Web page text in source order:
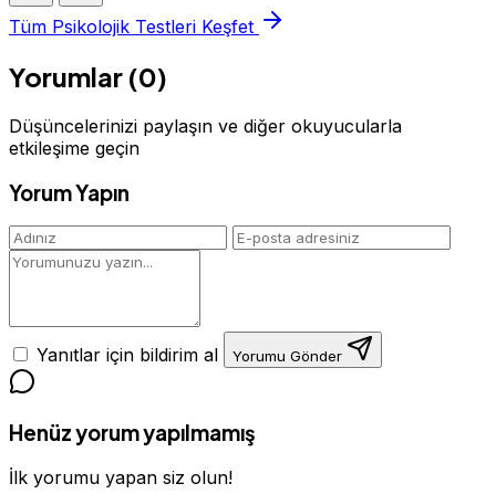
Tüm Psikolojik Testleri Keşfet
Yorumlar (0)
Düşüncelerinizi paylaşın ve diğer okuyucularla
etkileşime geçin
Yorum Yapın
Yanıtlar için bildirim al Yorumu Gönder
Henüz yorum yapılmamış
İlk yorumu yapan siz olun!